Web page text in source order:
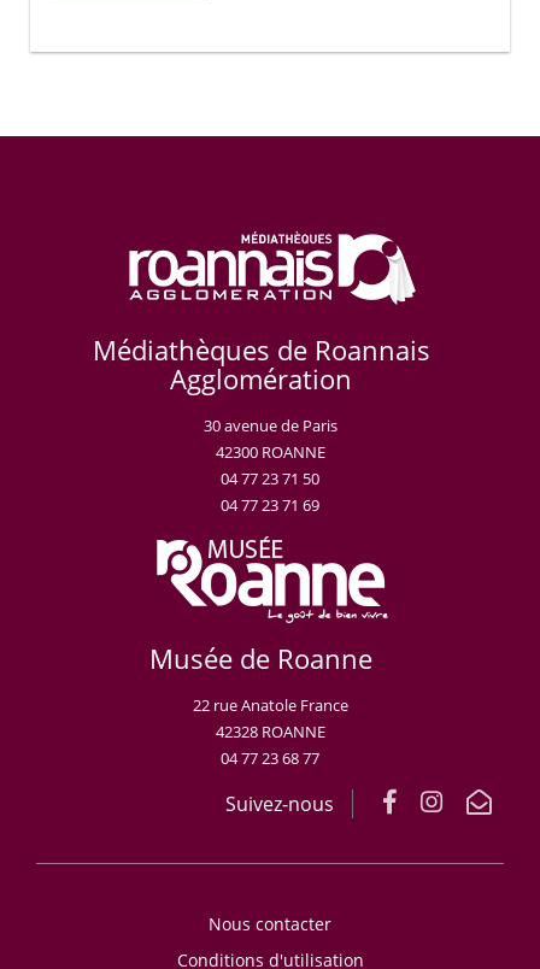
Médiathèques de Roannais
Agglomération
30 avenue de Paris
42300 ROANNE
04 77 23 71 50
04 77 23 71 69
Musée de Roanne
22 rue Anatole France
42328 ROANNE
04 77 23 68 77
Suivez-nous
Nous contacter
Conditions d'utilisation